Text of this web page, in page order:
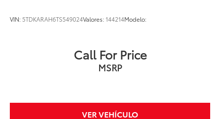
VIN: 5TDKARAH6TS549024Valores:144214Modelo:
Call For Price
MSRP
VER VEHÍCULO